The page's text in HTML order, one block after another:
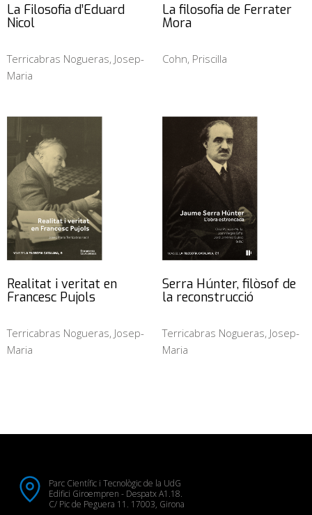
La Filosofia d’Eduard
Nicol
Terricabras Nogueras, Josep-
Maria
La filosofia de Ferrater
Mora
Cohn, Priscilla
Realitat i veritat en
Francesc Pujols
Terricabras Nogueras, Josep-
Maria
Serra Húnter, filòsof de
la reconstrucció
Terricabras Nogueras, Josep-
Maria
Parc Científic i Tecnològic de la UdG
Edifici Giroempren - Despatx A1.18.
C/ Pic de Peguera 11. 17003, Girona